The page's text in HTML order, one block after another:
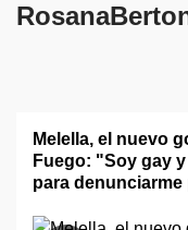
Melella, el nuevo
Fuego: "Soy gay
para